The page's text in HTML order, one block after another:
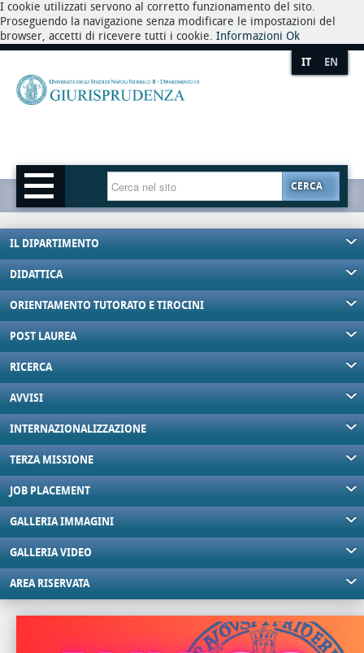
I cookie utilizzati servono al corretto funzionamento del sito.
Proseguendo la navigazione senza modificare le impostazioni del
browser, accetti di ricevere tutti i cookie. Informazioni Ok
IT EN
CERCA
IL DIPARTIMENTO
DIDATTICA
ORIENTAMENTO TUTORATO E TIROCINI
POST LAUREA
RICERCA
AVVISI
INTERNAZIONALIZZAZIONE
TERZA MISSIONE
JOB PLACEMENT
GALLERIA IMMAGINI
GALLERIA VIDEO
AREA RISERVATA